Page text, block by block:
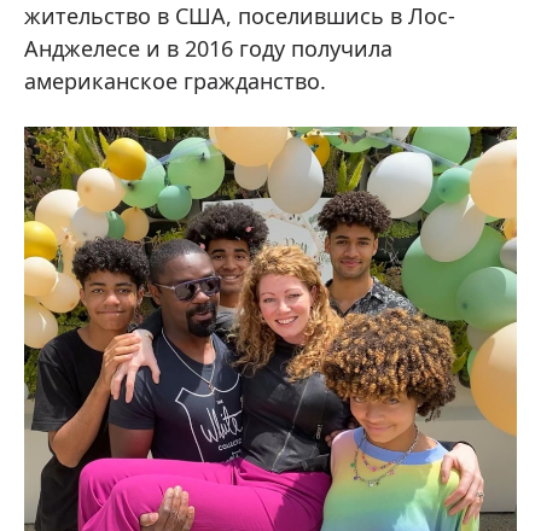
жительство в США, поселившись в Лос-
Анджелесе и в 2016 году получила
американское гражданство.